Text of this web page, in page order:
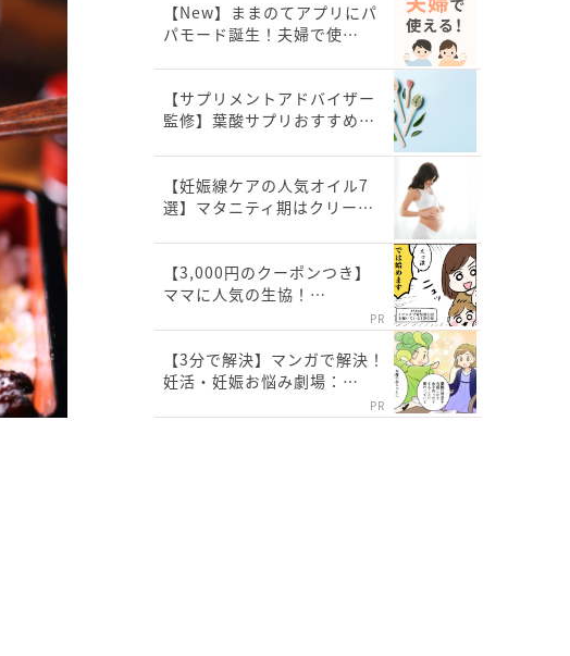
【New】ままのてアプリにパ
パモード誕生！夫婦で使…
【サプリメントアドバイザー
監修】葉酸サプリおすすめ…
【妊娠線ケアの人気オイル7
選】マタニティ期はクリー…
【3,000円のクーポンつき】
ママに人気の生協！…
PR
【3分で解決】マンガで解決！
妊活・妊娠お悩み劇場：…
PR